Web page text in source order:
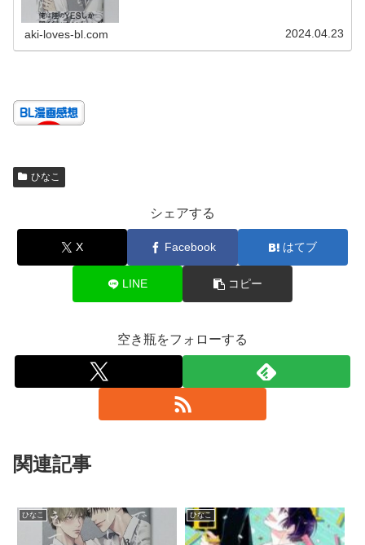
aki-loves-bl.com 2024.04.23
ひなこ
シェアする
X Facebook はてブ
LINE コピー
空き瓶をフォローする
関連記事
ひなこ ひなこ